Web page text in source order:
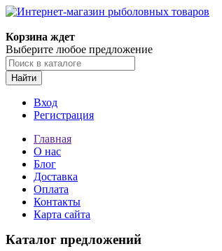
Корзина ждет
Выберите любое предложение
Найти
Вход
Регистрация
Главная
О нас
Блог
Доставка
Оплата
Контакты
Карта сайта
Каталог предложений